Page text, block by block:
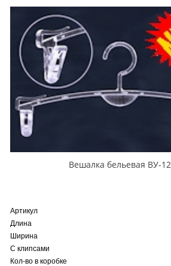
Вешалка бельевая ВУ-12
Артикул
Длина
Ширина
С клипсами
Кол-во в коробке